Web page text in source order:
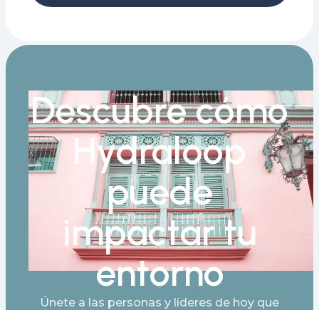
Descubre cómo
Hydraloop
puede
impactar tu
entorno
Únete a las personas y líderes de hoy que